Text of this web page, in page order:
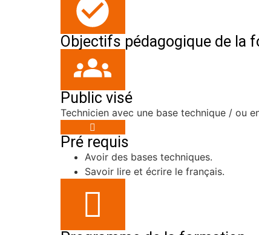
Objectifs pédagogique de la
Public visé
Technicien avec une base technique / ou
Pré requis
Avoir des bases techniques.
Savoir lire et écrire le français.